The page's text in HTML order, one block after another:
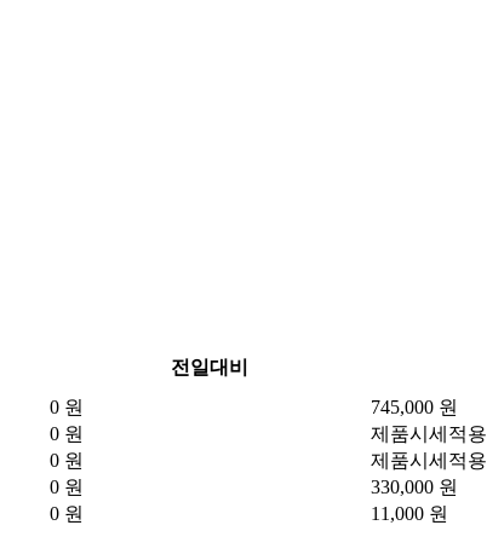
전일대비
0 원 745,000 원
0 원 제품시세적용
0 원 제품시세적용
0 원 330,000 원
0 원 11,000 원